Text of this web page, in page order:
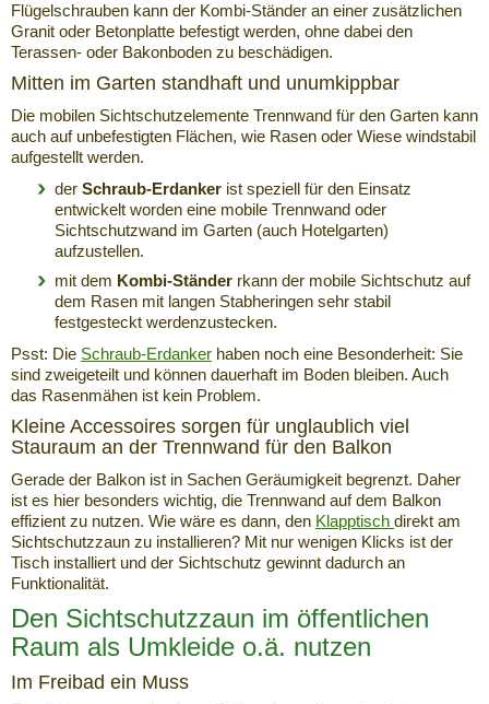
Flügelschrauben kann der Kombi-Ständer an einer zusätzlichen
Granit oder Betonplatte befestigt werden, ohne dabei den
Terassen- oder Bakonboden zu beschädigen.
Mitten im Garten standhaft und unumkippbar
Die mobilen Sichtschutzelemente Trennwand für den Garten kann
auch auf unbefestigten Flächen, wie Rasen oder Wiese windstabil
aufgestellt werden.
der Schraub-Erdanker ist speziell für den Einsatz
entwickelt worden eine mobile Trennwand oder
Sichtschutzwand im Garten (auch Hotelgarten)
aufzustellen.
mit dem Kombi-Ständer rkann der mobile Sichtschutz auf
dem Rasen mit langen Stabheringen sehr stabil
festgesteckt werdenzustecken.
Psst: Die Schraub-Erdanker haben noch eine Besonderheit: Sie
sind zweigeteilt und können dauerhaft im Boden bleiben. Auch
das Rasenmähen ist kein Problem.
Kleine Accessoires sorgen für unglaublich viel
Stauraum an der Trennwand für den Balkon
Gerade der Balkon ist in Sachen Geräumigkeit begrenzt. Daher
ist es hier besonders wichtig, die Trennwand auf dem Balkon
effizient zu nutzen. Wie wäre es dann, den Klapptisch direkt am
Sichtschutzzaun zu installieren? Mit nur wenigen Klicks ist der
Tisch installiert und der Sichtschutz gewinnt dadurch an
Funktionalität.
Den Sichtschutzzaun im öffentlichen
Raum als Umkleide o.ä. nutzen
Im Freibad ein Muss